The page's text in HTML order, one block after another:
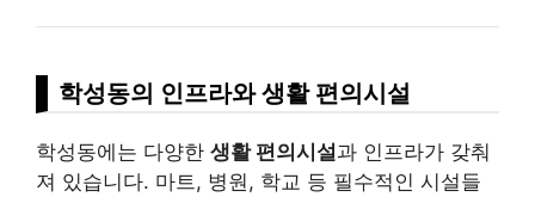
학성동의 인프라와 생활 편의시설
학성동에는 다양한 생활 편의시설과 인프라가 갖춰
져 있습니다. 마트, 병원, 학교 등 필수적인 시설들